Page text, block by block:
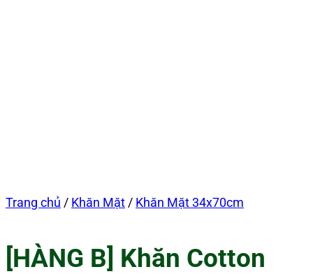
Trang chủ / Khăn Mặt / Khăn Mặt 34x70cm
[HÀNG B] Khăn Cotton